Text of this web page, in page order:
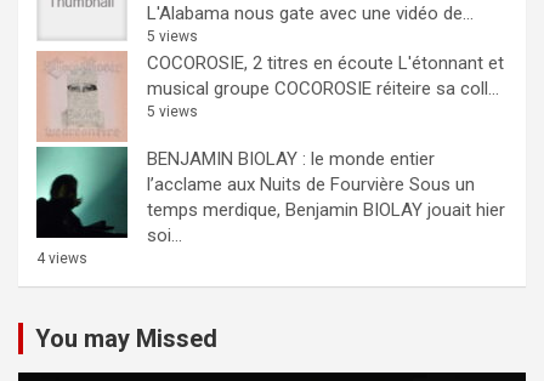
L'Alabama nous gate avec une vidéo de...
5 views
COCOROSIE, 2 titres en écoute L'étonnant et
musical groupe COCOROSIE réiteire sa coll...
5 views
BENJAMIN BIOLAY : le monde entier
l’acclame aux Nuits de Fourvière Sous un
temps merdique, Benjamin BIOLAY jouait hier
soi...
4 views
You may Missed